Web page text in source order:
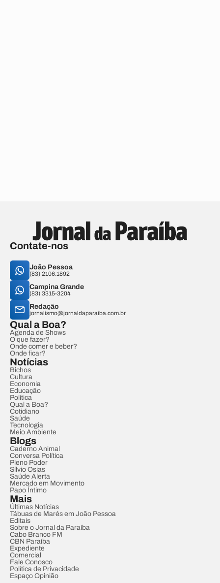
Contate-nos
João Pessoa
(83) 2106.1892
Campina Grande
(83) 3315-3204
Redação
jornalismo@jornaldaparaiba.com.br
Qual a Boa?
Agenda de Shows
O que fazer?
Onde comer e beber?
Onde ficar?
Notícias
Bichos
Cultura
Economia
Educação
Política
Qual a Boa?
Cotidiano
Saúde
Tecnologia
Meio Ambiente
Blogs
Caderno Animal
Conversa Política
Pleno Poder
Sílvio Osias
Saúde Alerta
Mercado em Movimento
Papo Íntimo
Mais
Últimas Notícias
Tábuas de Marés em João Pessoa
Editais
Sobre o Jornal da Paraíba
Cabo Branco FM
CBN Paraíba
Expediente
Comercial
Fale Conosco
Política de Privacidade
Espaço Opinião